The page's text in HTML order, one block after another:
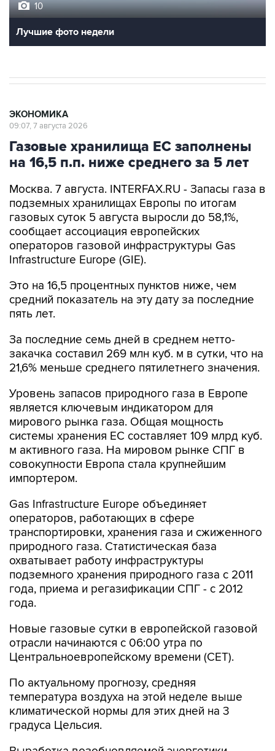
10
Лучшие фото недели
ЭКОНОМИКА
09:07, 7 августа 2026
Газовые хранилища ЕС заполнены
на 16,5 п.п. ниже среднего за 5 лет
Москва. 7 августа. INTERFAX.RU - Запасы газа в
подземных хранилищах Европы по итогам
газовых суток 5 августа выросли до 58,1%,
сообщает ассоциация европейских
операторов газовой инфраструктуры Gas
Infrastructure Europe (GIE).
Это на 16,5 процентных пунктов ниже, чем
средний показатель на эту дату за последние
пять лет.
За последние семь дней в среднем нетто-
закачка составил 269 млн куб. м в сутки, что на
21,6% меньше среднего пятилетнего значения.
Уровень запасов природного газа в Европе
является ключевым индикатором для
мирового рынка газа. Общая мощность
системы хранения ЕС составляет 109 млрд куб.
м активного газа. На мировом рынке СПГ в
совокупности Европа стала крупнейшим
импортером.
Gas Infrastructure Europe объединяет
операторов, работающих в сфере
транспортировки, хранения газа и сжиженного
природного газа. Статистическая база
охватывает работу инфраструктуры
подземного хранения природного газа с 2011
года, приема и регазификации СПГ - с 2012
года.
Новые газовые сутки в европейской газовой
отрасли начинаются c 06:00 утра по
Центральноевропейскому времени (CET).
По актуальному прогнозу, средняя
температура воздуха на этой неделе выше
климатической нормы для этих дней на 3
градуса Цельсия.